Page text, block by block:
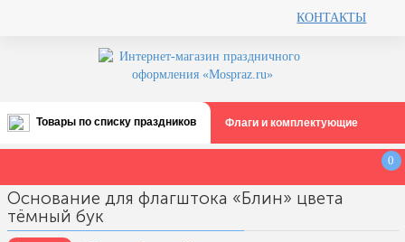
КОНТАКТЫ
Товары по списку праздников
Все праздники
августа)
12 августа, День ВВС
Флаги и комплектующие
0
Основание для флагштока «Блин» цвета
тёмный бук